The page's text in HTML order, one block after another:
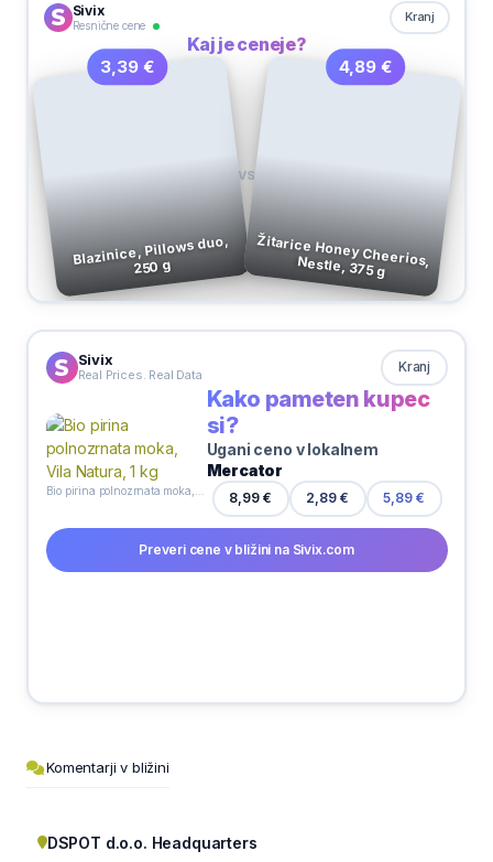
Sivix
Resnične cene
Kranj
Kaj je ceneje?
3,39 €
Blazinice, Pillows duo,
250 g
VS
4,89 €
Žitarice Honey Cheerios, Nestle, 375 g
Sivix
Real Prices. Real Data Kranj
Kako pameten kupec
si?
Ugani ceno v lokalnem
Mercator
8,99 € 2,89 € 5,89 €
Preveri cene v bližini na Sivix.com
Komentarji v bližini
DSPOT d.o.o. Headquarters